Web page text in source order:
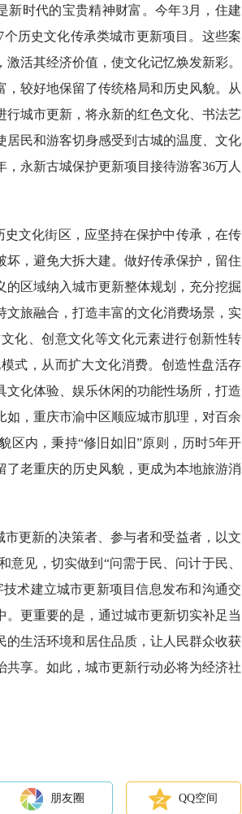
新时代的宝贵精神财富。今年3月，住建
历史文化传承类城市更新项目。这些案
活其经济价值，使文化记忆焕发新彩。
较好地保留了传统格局和历史风貌。从
行城市更新，将永新的红色文化、书法艺
民和游客切身感受到古城的温度、文化
永新古城保护更新项目接待游客36万人
文化街区，应坚持在保护中传承，在传
，避免大拆大建。做好传承保护，留住
区域纳入城市更新整体规划，充分挖掘
旅融合，打造丰富的文化消费场景，实
化、创意文化等文化元素进行创新性转
式，从而扩大文化消费。创造性盘活存
化体验、娱乐休闲的功能性场所，打造
，重庆市渝中区顺应城市肌理，对百余
区内，秉持“修旧如旧”原则，历时5年开
老重庆的历史风貌，更成为本地旅游消
更新的决策者、参与者和受益者，以文
见，切实做到“问需于民、问计于民、
术建立城市更新项目信息发布和沟通交
更重要的是，通过城市更新切实补足当
生活环境和居住品质，让人民群众收获
享。如此，城市更新行动必将为经济社
朋友圈 QQ空间